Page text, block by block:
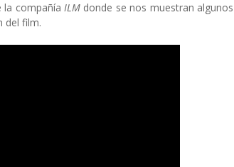
la compañía ILM donde se nos muestran algunos
del film.